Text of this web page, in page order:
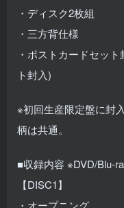
・ディスク2枚組
・三方背仕様
・ポストカードセッ
ト封入)
※初回生産限定盤に封
柄は共通。
■収録内容 ※DVD/Blu-
【DISC1】
・オープニング